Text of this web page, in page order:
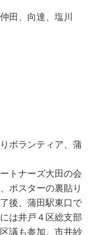
田、向達、塩川
ボランティア、蒲
トナーズ大田の会
ポスターの裏貼り
後、蒲田駅東口で
は井戸４区総支部
議も参加。市井紗